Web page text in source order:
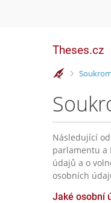
Theses.cz
>
Následující
parlamentu a
údajů a o
osobních
Jaké osobní